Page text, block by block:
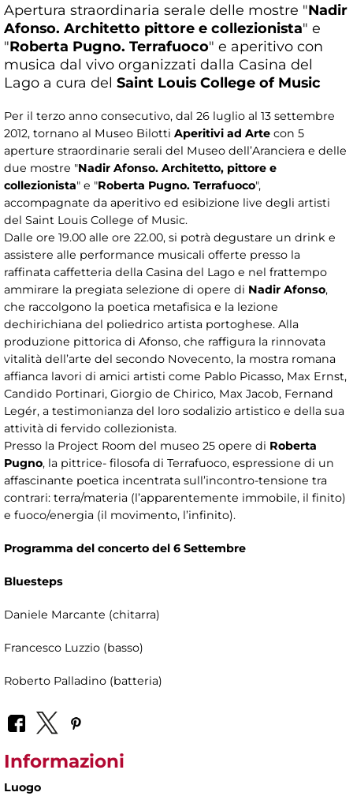
Apertura straordinaria serale delle mostre "Nadir
Afonso. Architetto pittore e collezionista" e
"Roberta Pugno. Terrafuoco" e aperitivo con
musica dal vivo organizzati dalla Casina del
Lago a cura del Saint Louis College of Music
Per il terzo anno consecutivo, dal 26 luglio al 13 settembre
2012, tornano al Museo Bilotti Aperitivi ad Arte con 5
aperture straordinarie serali del Museo dell’Aranciera e delle
due mostre "Nadir Afonso. Architetto, pittore e
collezionista" e "Roberta Pugno. Terrafuoco",
accompagnate da aperitivo ed esibizione live degli artisti
del Saint Louis College of Music.
Dalle ore 19.00 alle ore 22.00, si potrà degustare un drink e
assistere alle performance musicali offerte presso la
raffinata caffetteria della Casina del Lago e nel frattempo
ammirare la pregiata selezione di opere di Nadir Afonso,
che raccolgono la poetica metafisica e la lezione
dechirichiana del poliedrico artista portoghese. Alla
produzione pittorica di Afonso, che raffigura la rinnovata
vitalità dell’arte del secondo Novecento, la mostra romana
affianca lavori di amici artisti come Pablo Picasso, Max Ernst,
Candido Portinari, Giorgio de Chirico, Max Jacob, Fernand
Legér, a testimonianza del loro sodalizio artistico e della sua
attività di fervido collezionista.
Presso la Project Room del museo 25 opere di Roberta
Pugno, la pittrice- filosofa di Terrafuoco, espressione di un
affascinante poetica incentrata sull’incontro-tensione tra
contrari: terra/materia (l’apparentemente immobile, il finito)
e fuoco/energia (il movimento, l’infinito).
Programma del concerto del 6 Settembre
Bluesteps
Daniele Marcante (chitarra)
Francesco Luzzio (basso)
Roberto Palladino (batteria)
Informazioni
Luogo